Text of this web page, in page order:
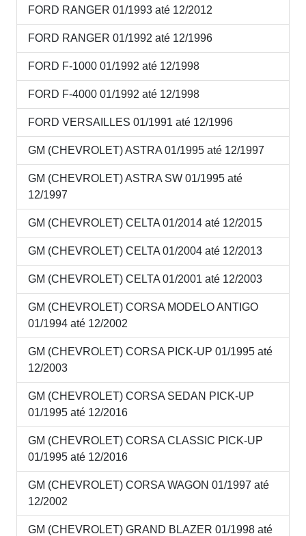
FORD RANGER 01/1993 até 12/2012
FORD RANGER 01/1992 até 12/1996
FORD F-1000 01/1992 até 12/1998
FORD F-4000 01/1992 até 12/1998
FORD VERSAILLES 01/1991 até 12/1996
GM (CHEVROLET) ASTRA 01/1995 até 12/1997
GM (CHEVROLET) ASTRA SW 01/1995 até
12/1997
GM (CHEVROLET) CELTA 01/2014 até 12/2015
GM (CHEVROLET) CELTA 01/2004 até 12/2013
GM (CHEVROLET) CELTA 01/2001 até 12/2003
GM (CHEVROLET) CORSA MODELO ANTIGO
01/1994 até 12/2002
GM (CHEVROLET) CORSA PICK-UP 01/1995 até
12/2003
GM (CHEVROLET) CORSA SEDAN PICK-UP
01/1995 até 12/2016
GM (CHEVROLET) CORSA CLASSIC PICK-UP
01/1995 até 12/2016
GM (CHEVROLET) CORSA WAGON 01/1997 até
12/2002
GM (CHEVROLET) GRAND BLAZER 01/1998 até